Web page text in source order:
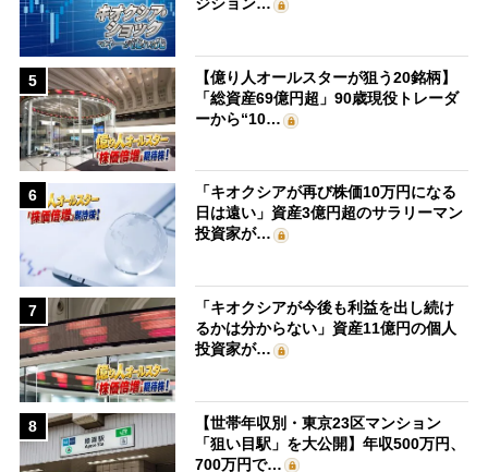
ジション…
5
【億り人オールスターが狙う20銘柄】
「総資産69億円超」90歳現役トレーダ
ーから“10…
6
「キオクシアが再び株価10万円になる
日は遠い」資産3億円超のサラリーマン
投資家が…
7
「キオクシアが今後も利益を出し続け
るかは分からない」資産11億円の個人
投資家が…
8
【世帯年収別・東京23区マンション
「狙い目駅」を大公開】年収500万円、
700万円で…